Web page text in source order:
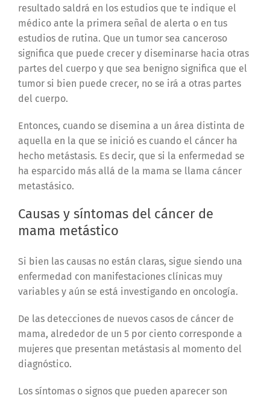
resultado saldrá en los estudios que te indique el
médico ante la primera señal de alerta o en tus
estudios de rutina. Que un tumor sea canceroso
significa que puede crecer y diseminarse hacia otras
partes del cuerpo y que sea benigno significa que el
tumor si bien puede crecer, no se irá a otras partes
del cuerpo.
Entonces, cuando se disemina a un área distinta de
aquella en la que se inició es cuando el cáncer ha
hecho metástasis. Es decir, que si la enfermedad se
ha esparcido más allá de la mama se llama cáncer
metastásico.
Causas y síntomas del cáncer de
mama metástico
Si bien las causas no están claras, sigue siendo una
enfermedad con manifestaciones clínicas muy
variables y aún se está investigando en oncología.
De las detecciones de nuevos casos de cáncer de
mama, alrededor de un 5 por ciento corresponde a
mujeres que presentan metástasis al momento del
diagnóstico.
Los síntomas o signos que pueden aparecer son